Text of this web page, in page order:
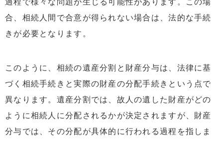
過程で様々な問題が生じる可能性があります。この場
合、相続人間で合意が得られない場合は、法的な手続
きが必要となります。
このように、相続の遺産分割と財産分与は、法律に基
づく相続手続きと実際の財産の分配手続きという点で
異なります。遺産分割では、故人の遺した財産がどの
ように相続人に分配されるかが決定されますが、財産
分与では、その分配が具体的に行われる過程を指しま